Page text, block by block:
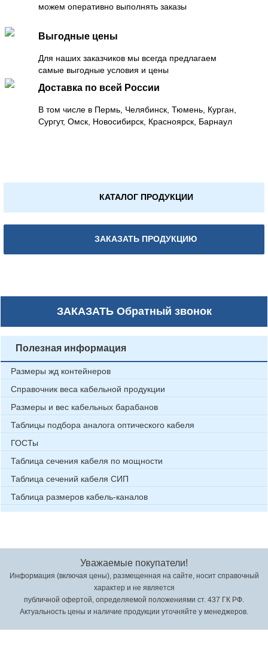
можем оперативно выполнять заказы
Выгодные цены
Для наших заказчиков мы всегда предлагаем
самые выгодные условия и цены
Доставка по всей России
В том числе в Пермь, Челябинск, Тюмень, Курган,
Сургут, Омск, Новосибирск, Красноярск, Барнаул
КАТАЛОГ ПРОДУКЦИИ
ЗАКАЗАТЬ ПРОДУКЦИЮ
ЗАКАЗАТЬОбратный звонок
Полезная информация
Размеры жд контейнеров
Справочник веса кабельной продукции
Размеры и вес кабельных барабанов
Таблицы подбора аналога оптического кабеля
ГОСТы
Таблица сечения кабеля по мощности
Таблица сечений кабеля СИП
Таблица размеров кабель-каналов
Уважаемые покупатели!
Информация (включая цены), размещенная на сайте, носит справочный
характер и не является
публичной офертой, определяемой положениями ст. 437 ГК РФ.
Актуальность цены и наличие продукции уточняйте у менеджеров.